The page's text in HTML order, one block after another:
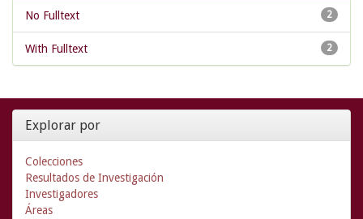
2
No Fulltext
2
With Fulltext
Explorar por
Colecciones
Resultados de Investigación
Investigadores
Áreas